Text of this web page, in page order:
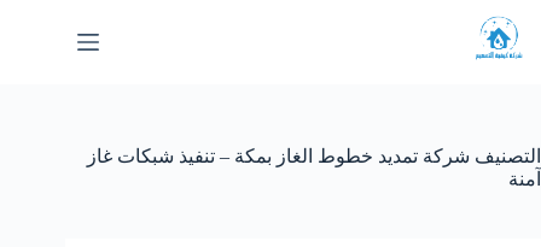
إلى
المحتوى
التصنيف شركة تمديد خطوط الغاز بمكة – تنفيذ شبكات غاز
آمنة